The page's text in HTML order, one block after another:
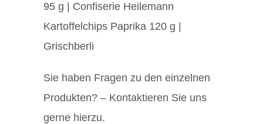
95 g | Confiserie Heilemann
Kartoffelchips Paprika 120 g |
Grischberli
Sie haben Fragen zu den einzelnen
Produkten? – Kontaktieren Sie uns
gerne hierzu.